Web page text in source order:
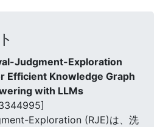
Judgment-Exploration
Efficient Knowledge Graph
with LLMs
Exploration (RJE)は、洗